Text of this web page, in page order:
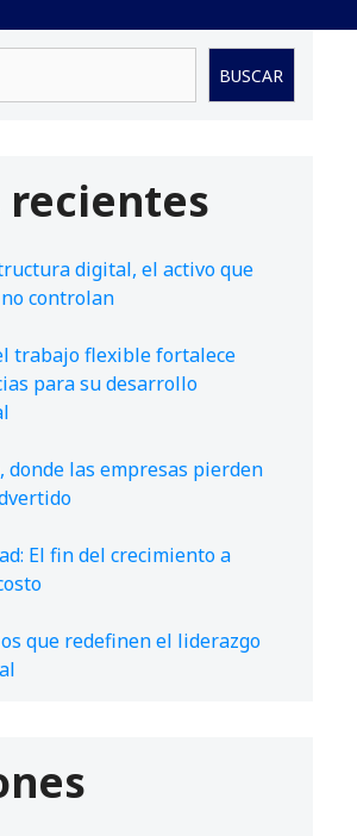
BUSCAR
recientes
digital, el activo que
controlan
trabajo flexible fortalece
para su desarrollo
donde las empresas pierden
El fin del crecimiento a
que redefinen el liderazgo